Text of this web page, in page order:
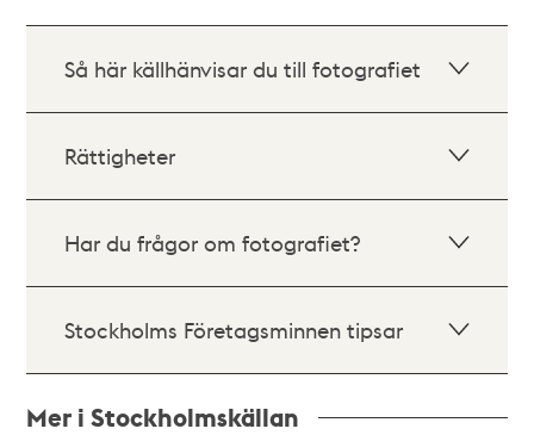
Så här källhänvisar du till fotografiet
Rättigheter
Har du frågor om fotografiet?
Stockholms Företagsminnen tipsar
Mer i Stockholmskällan